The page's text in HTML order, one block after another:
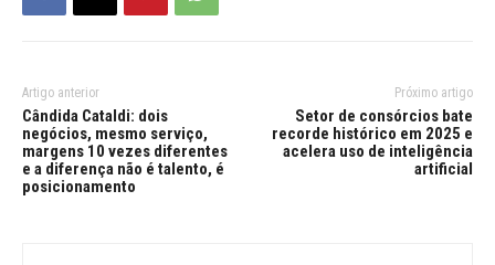
Artigo anterior
Cândida Cataldi: dois
negócios, mesmo serviço,
margens 10 vezes diferentes
e a diferença não é talento, é
posicionamento
Próximo artigo
Setor de consórcios bate
recorde histórico em 2025 e
acelera uso de inteligência
artificial